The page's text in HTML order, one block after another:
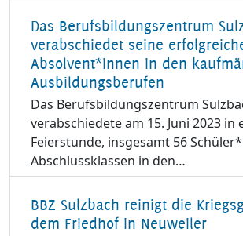
Das Berufsbildungszentrum
verabschiedet seine
Absolvent*innen in den
Ausbildungsberufen
Das Berufsbildungszentrum
verabschiedete am 15. Juni 2023 in
Feierstunde, insgesamt 56
Abschlussklassen in den…
BBZ Sulzbach reinigt die
dem Friedhof in Neuweiler